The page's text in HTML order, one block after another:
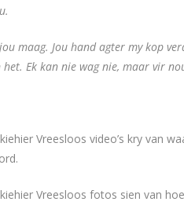
maag. Jou hand agter my kop
Ek kan nie wag nie, maar vir
Vreesloos video’s kry van
Vreesloos fotos sien van